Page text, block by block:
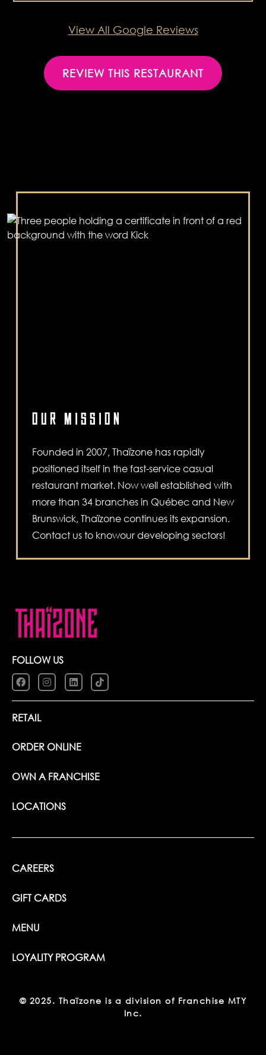
View All Google Reviews
REVIEW THIS RESTAURANT
OUR MISSION
Founded in 2007, Thaïzone has rapidly
positioned itself in the fast-service casual
restaurant market. Now well established with
more than 34 branches in Québec and New
Brunswick, Thaïzone continues its expansion.
Contact us to knowour developing sectors!
FOLLOW US
RETAIL
ORDER ONLINE
OWN A FRANCHISE
LOCATIONS
CAREERS
GIFT CARDS
MENU
LOYALITY PROGRAM
© 2025. Thaïzone is a division of Franchise MTY
Inc.